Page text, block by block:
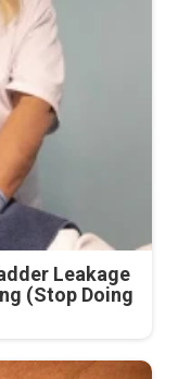
Leakage
(Stop Doing